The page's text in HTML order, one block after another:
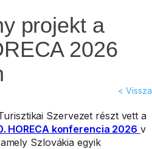
projekt a
2026
< Vissza
Szervezet részt vett a
HORECA konferencia 2026 v
Szlovákia egyik